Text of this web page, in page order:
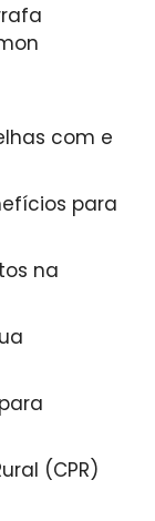
com e
para
na
(CPR)